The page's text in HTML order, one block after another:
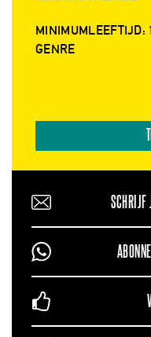
MINIMUMLEEFTIJD:
GENRE
SCHRIJF